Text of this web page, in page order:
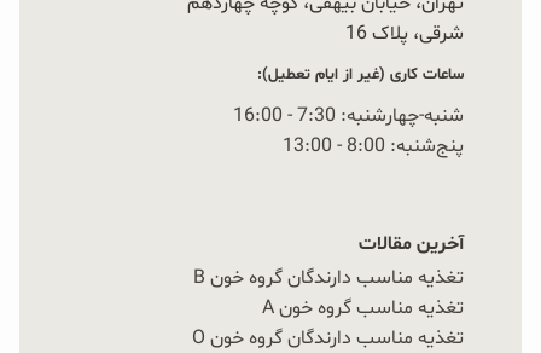
شرقی، پلاک 16‭
ساعات کاری (غیر از ایام تعطیل):
شنبه-چهارشنبه: 7:30 - 16:00
پنج‌شنبه: 8:00 - 13:00
آخرین مقالات
تغذیه مناسب دارندگان گروه خون B
تغذیه مناسب گروه خون A
تغذیه مناسب دارندگان گروه خون O